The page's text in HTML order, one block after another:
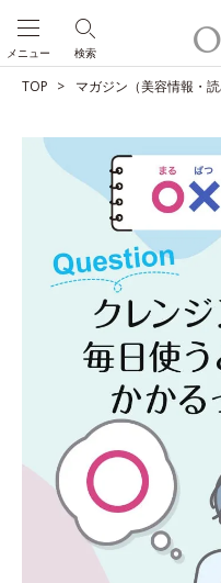
検索
メニュー
TOP マガジン（美容情報・読